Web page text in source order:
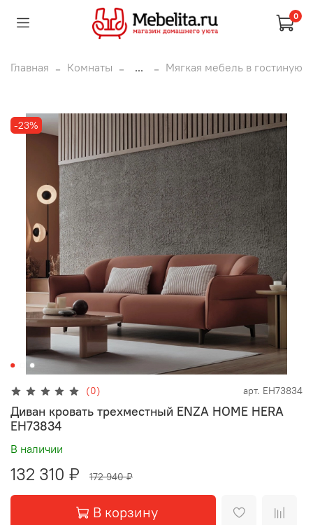
0
Главная Комнаты ... Мягкая мебель в гостиную
-23%
(0) арт. EH73834
Диван кровать трехместный ENZA HOME HERA
EH73834
В наличии
132 310 ₽ 172 940 ₽
В корзину